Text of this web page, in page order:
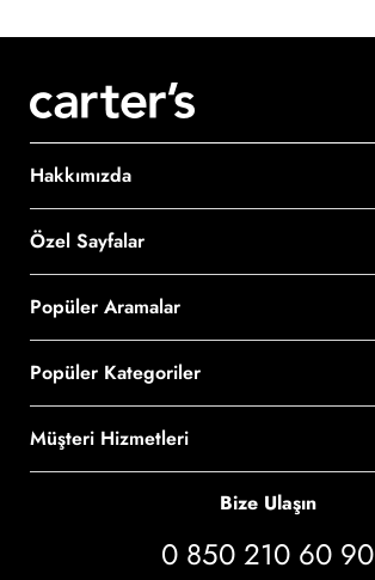
Hakkımızda
Özel Sayfalar
Popüler Aramalar
Popüler Kategoriler
Müşteri Hizmetleri
Bize Ulaşın
0 850 210 60 90